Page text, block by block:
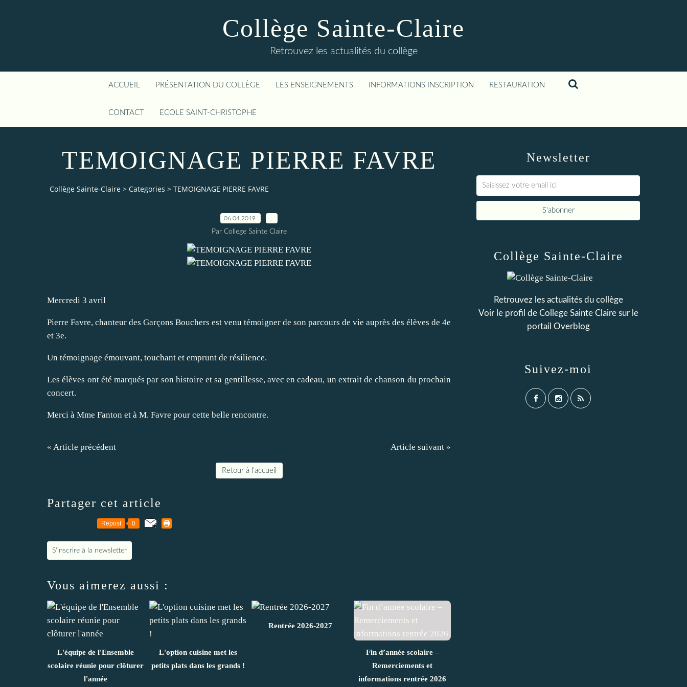
Collège Sainte-Claire
Retrouvez les actualités du collège
ACCUEIL PRÉSENTATION DU COLLÈGE LES ENSEIGNEMENTS INFORMATIONS INSCRIPTION RESTAURATION
CONTACT ECOLE SAINT-CHRISTOPHE
TEMOIGNAGE PIERRE FAVRE
Collège Sainte-Claire > Categories > TEMOIGNAGE PIERRE FAVRE
06.04.2019
Par College Sainte Claire
Mercredi 3 avril
Pierre Favre, chanteur des Garçons Bouchers est venu témoigner de son parcours de vie auprès des élèves de 4e
et 3e.
Un témoignage émouvant, touchant et emprunt de résilience.
Les élèves ont été marqués par son histoire et sa gentillesse, avec en cadeau, un extrait de chanson du prochain
concert.
Merci à Mme Fanton et à M. Favre pour cette belle rencontre.
« Article précédent Article suivant »
Retour à l'accueil
Partager cet article
Repost 0
S'inscrire à la newsletter
Vous aimerez aussi :
L'équipe de l'Ensemble
scolaire réunie pour clôturer
l'année
L'option cuisine met les
petits plats dans les grands !
Rentrée 2026-2027
Fin d’année scolaire –
Remerciements et
informations rentrée 2026
Newsletter
Collège Sainte-Claire
Retrouvez les actualités du collège
Voir le profil de College Sainte Clairesur le
portail Overblog
Suivez-moi